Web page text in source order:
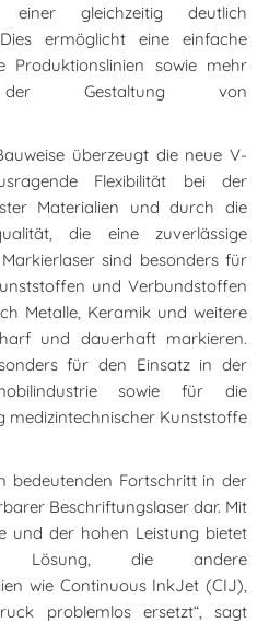
einer gleichzeitig deutlich
ermöglicht eine einfache
Produktionslinien sowie mehr
Gestaltung von
überzeugt die neue V-
Flexibilität bei der
Materialien und durch die
die eine zuverlässige
sind besonders für
und Verbundstoffen
Metalle, Keramik und weitere
und dauerhaft markieren.
für den Einsatz in der
sowie für die
medizintechnischer Kunststoffe
bedeutenden Fortschritt in der
Beschriftungslaser dar. Mit
und der hohen Leistung bietet
Lösung, die andere
wie Continuous InkJet (CIJ),
problemlos ersetzt“, sagt